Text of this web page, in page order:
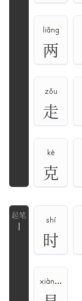
liǎng
两
zǒu
走
kè
克
shí
时
xiàn、xuán